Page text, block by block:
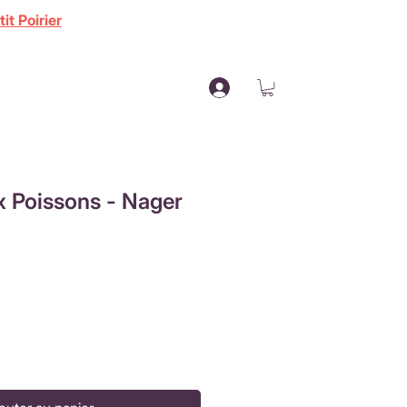
Poirier
Poissons - Nager